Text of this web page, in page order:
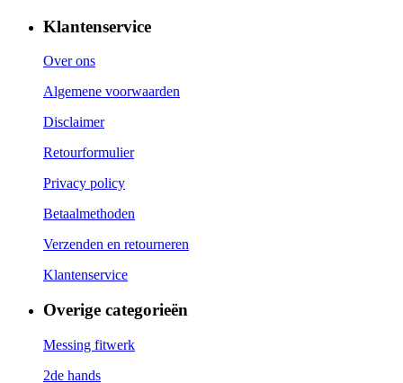
Klantenservice
Over ons
Algemene voorwaarden
Disclaimer
Retourformulier
Privacy policy
Betaalmethoden
Verzenden en retourneren
Klantenservice
Overige categorieën
Messing fitwerk
2de hands